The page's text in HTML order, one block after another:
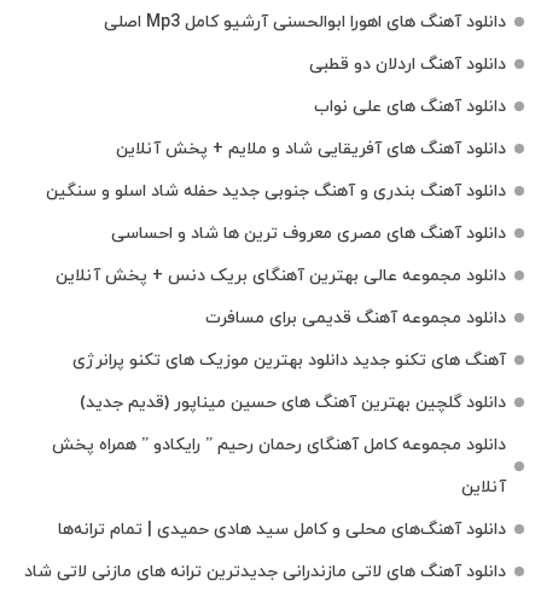
دانلود آهنگ های اهورا ابوالحسنی آرشیو کامل Mp3 اصلی
دانلود آهنگ اردلان دو قطبی
دانلود آهنگ های علی نواب
دانلود آهنگ های آفریقایی شاد و ملایم + پخش آنلاین
دانلود آهنگ بندری و آهنگ جنوبی جدید حفله شاد اسلو و سنگین
دانلود آهنگ های مصری معروف ترین ها شاد و احساسی
دانلود مجموعه عالی بهترین آهنگای بریک دنس + پخش آنلاین
دانلود مجموعه آهنگ قدیمی برای مسافرت
آهنگ های تکنو جدید دانلود بهترین موزیک های تکنو پرانرژی
دانلود گلچین بهترین آهنگ های حسین میناپور (قدیم جدید)
دانلود مجموعه کامل آهنگای رحمان رحیم ” رایکادو ” همراه پخش
آنلاین
دانلود آهنگ‌های محلی و کامل سید هادی حمیدی | تمام ترانه‌ها
دانلود آهنگ‌ های لاتی مازندرانی جدیدترین ترانه های مازنی لاتی شاد